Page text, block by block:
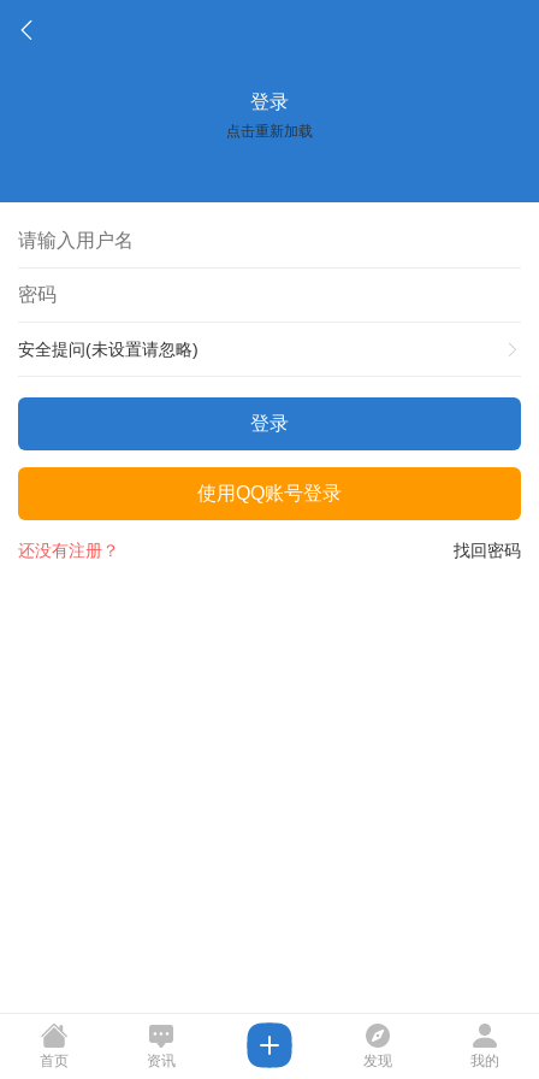
登录
点击重新加载
安全提问(未设置请忽略)
登录
使用QQ账号登录
找回密码
还没有注册？
首页 资讯 发现 我的